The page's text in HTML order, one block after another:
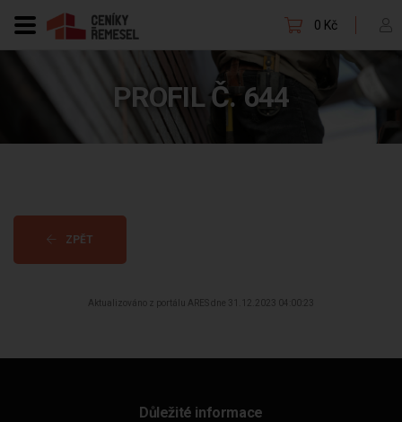
0 Kč
PROFIL Č. 644
ZPĚT
Aktualizováno z portálu ARES dne 31.12.2023 04:00:23
Důležité informace